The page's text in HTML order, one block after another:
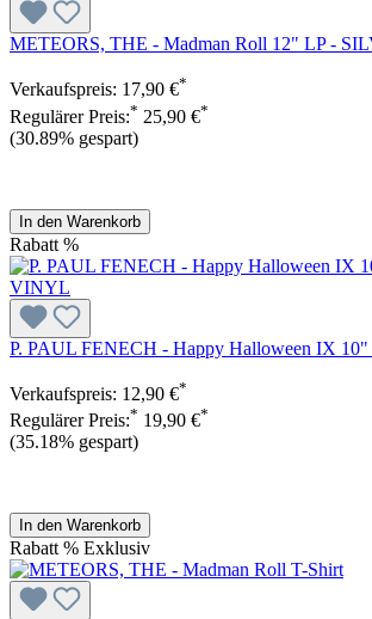
METEORS, THE - Madman Roll 12" LP -
Verkaufspreis: 17,90 €*
Regulärer Preis:* 25,90 €*
(30.89% gespart)
In den Warenkorb
Rabatt %
P. PAUL FENECH - Happy Halloween IX 10"
Verkaufspreis: 12,90 €*
Regulärer Preis:* 19,90 €*
(35.18% gespart)
In den Warenkorb
Rabatt % Exklusiv